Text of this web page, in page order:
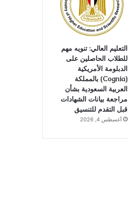
التعليم العالي: تنويه مهم
للطلاب الحاصلين على
الدبلومة الأمريكية
(Cognia) بالمملكة
العربية السعودية بشأن
مراجعة بيانات الشهادات
قبل التقدم للتنسيق
أغسطس 4, 2026